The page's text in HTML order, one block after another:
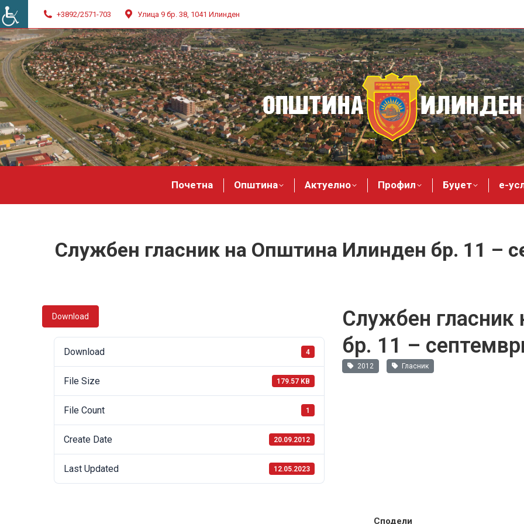
+3892/2571-703 Улица 9 бр. 38, 1041 Илинден
Почетна Општина Актуелно Профил Буџет е-
Службен гласник на Општина Илинден бр. 11 –
Download
Download 4
File Size 179.57 KB
File Count 1
Create Date 20.09.2012
Last Updated 12.05.2023
Службен
бр. 11 –
2012 Гласник
Сподели